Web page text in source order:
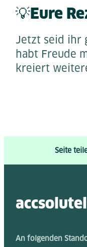
💡Eure
Jetzt seid ihr
habt Freude
kreiert
Seite
An folgenden